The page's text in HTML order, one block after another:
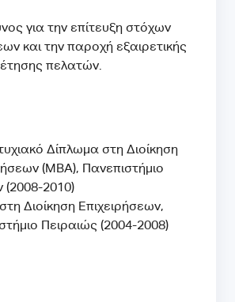
για την επίτευξη στόχων
και την παροχή εξαιρετικής
πελατών.
Δίπλωμα στη Διοίκηση
(MBA), Πανεπιστήμιο
(2008-2010)
Διοίκηση Επιχειρήσεων,
Πειραιώς (2004-2008)